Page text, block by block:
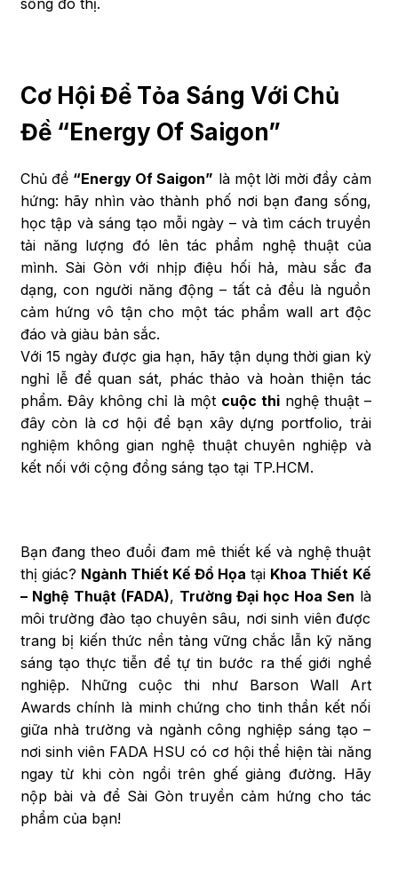
Cơ Hội Để Tỏa Sáng Với Chủ
Đề “Energy Of Saigon”
Chủ đề “Energy Of Saigon” là một lời mời đầy cảm
hứng: hãy nhìn vào thành phố nơi bạn đang sống,
học tập và sáng tạo mỗi ngày – và tìm cách truyền
tải năng lượng đó lên tác phẩm nghệ thuật của
mình. Sài Gòn với nhịp điệu hối hả, màu sắc đa
dạng, con người năng động – tất cả đều là nguồn
cảm hứng vô tận cho một tác phẩm wall art độc
đáo và giàu bản sắc.
Với 15 ngày được gia hạn, hãy tận dụng thời gian kỳ
nghỉ lễ để quan sát, phác thảo và hoàn thiện tác
phẩm. Đây không chỉ là một cuộc thinghệ thuật –
đây còn là cơ hội để bạn xây dựng portfolio, trải
nghiệm không gian nghệ thuật chuyên nghiệp và
kết nối với cộng đồng sáng tạo tại TP.HCM.
Bạn đang theo đuổi đam mê thiết kế và nghệ thuật
thị giác? Ngành Thiết Kế Đồ Họa tại Khoa Thiết Kế
– Nghệ Thuật (FADA), Trường Đại học Hoa Sen là
môi trường đào tạo chuyên sâu, nơi sinh viên được
trang bị kiến thức nền tảng vững chắc lẫn kỹ năng
sáng tạo thực tiễn để tự tin bước ra thế giới nghề
nghiệp. Những cuộc thi như Barson Wall Art
Awards chính là minh chứng cho tinh thần kết nối
giữa nhà trường và ngành công nghiệp sáng tạo –
nơi sinh viên FADA HSU có cơ hội thể hiện tài năng
ngay từ khi còn ngồi trên ghế giảng đường. Hãy
nộp bài và để Sài Gòn truyền cảm hứng cho tác
phẩm của bạn!